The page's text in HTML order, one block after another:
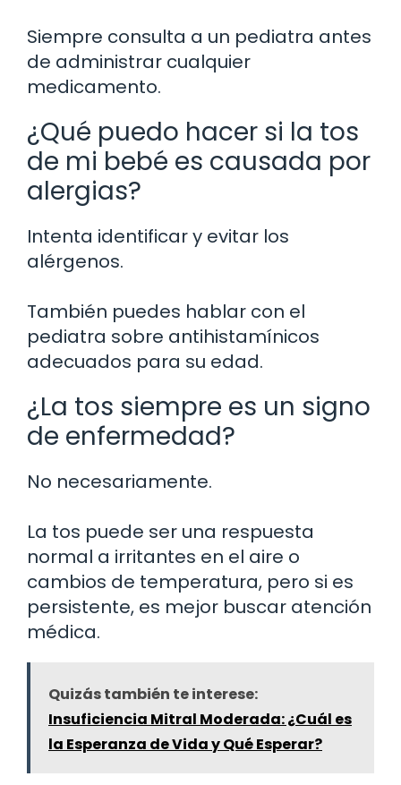
Siempre consulta a un pediatra antes
de administrar cualquier
medicamento.
¿Qué puedo hacer si la tos
de mi bebé es causada por
alergias?
Intenta identificar y evitar los
alérgenos.
También puedes hablar con el
pediatra sobre antihistamínicos
adecuados para su edad.
¿La tos siempre es un signo
de enfermedad?
No necesariamente.
La tos puede ser una respuesta
normal a irritantes en el aire o
cambios de temperatura, pero si es
persistente, es mejor buscar atención
médica.
Quizás también te interese:
Insuficiencia Mitral Moderada: ¿Cuál es
la Esperanza de Vida y Qué Esperar?